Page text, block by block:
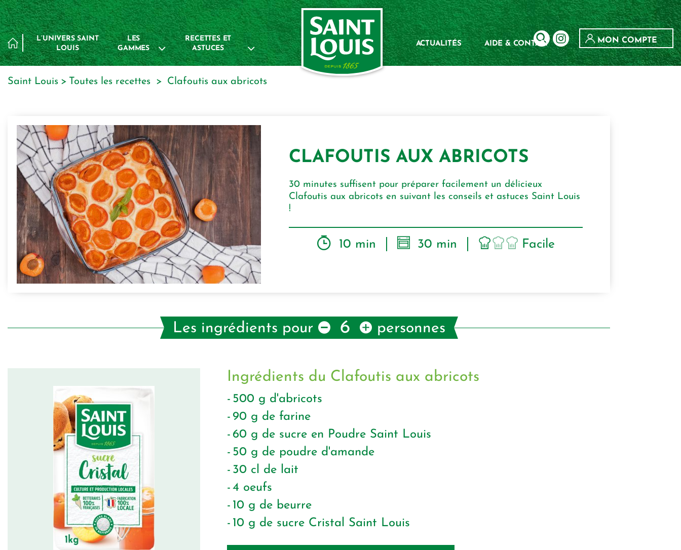
L’UNIVERS SAINT
LOUIS
LES
GAMMES
RECETTES ET
ASTUCES
ACTUALITÉS AIDE & CONTACT MON COMPTE
Saint Louis toutes les recettes clafoutis aux abricots
CLAFOUTIS AUX ABRICOTS
30 minutes suffisent pour préparer facilement un délicieux
Clafoutis aux abricots en suivant les conseils et astuces Saint Louis
!
10 min 30 min Facile
Les ingrédients pour 6 personnes
Ingrédients du Clafoutis aux abricots
500 g d'abricots
90 g de farine
60 g de sucre en Poudre Saint Louis
50 g de poudre d'amande
30 cl de lait
4 oeufs
10 g de beurre
10 g de sucre Cristal Saint Louis
Panneau de gestion des cookies